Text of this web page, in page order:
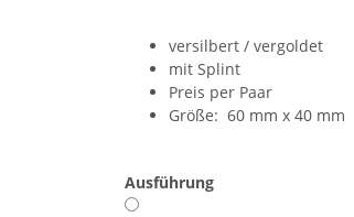
versilbert / vergoldet
mit Splint
Preis per Paar
Größe: 60 mm x 40 mm
Ausführung